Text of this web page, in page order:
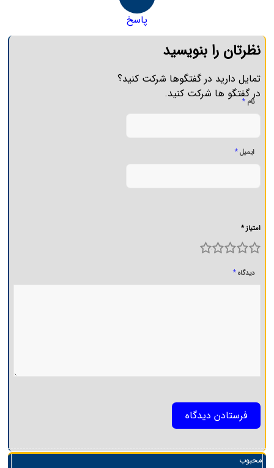
پاسخ
نظرتان را بنویسید
تمایل دارید در گفتگوها شرکت کنید؟
در گفتگو ها شرکت کنید.
نام*
ایمیل*
امتیاز *
4 3 2 1
دیدگاه*
محبوب